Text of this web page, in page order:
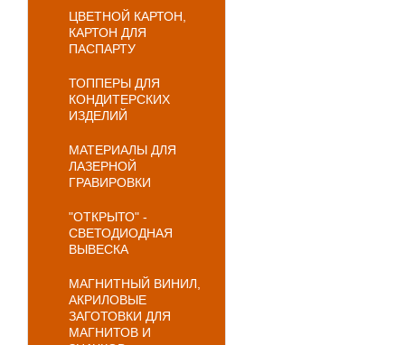
ЦВЕТНОЙ КАРТОН,
КАРТОН ДЛЯ
ПАСПАРТУ
ТОППЕРЫ ДЛЯ
КОНДИТЕРСКИХ
ИЗДЕЛИЙ
МАТЕРИАЛЫ ДЛЯ
ЛАЗЕРНОЙ
ГРАВИРОВКИ
"ОТКРЫТО" -
СВЕТОДИОДНАЯ
ВЫВЕСКА
МАГНИТНЫЙ ВИНИЛ,
АКРИЛОВЫЕ
ЗАГОТОВКИ ДЛЯ
МАГНИТОВ И